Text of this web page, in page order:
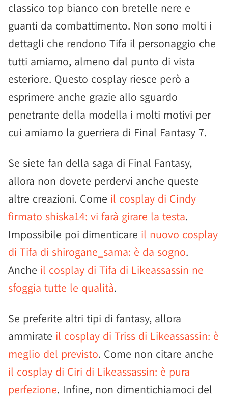
classico top bianco con bretelle nere e
guanti da combattimento. Non sono molti i
dettagli che rendono Tifa il personaggio che
tutti amiamo, almeno dal punto di vista
esteriore. Questo cosplay riesce però a
esprimere anche grazie allo sguardo
penetrante della modella i molti motivi per
cui amiamo la guerriera di Final Fantasy 7.
Se siete fan della saga di Final Fantasy,
allora non dovete perdervi anche queste
altre creazioni. Come il cosplay di Cindy
firmato shiska14: vi farà girare la testa.
Impossibile poi dimenticare il nuovo cosplay
di Tifa di shirogane_sama: è da sogno.
Anche il cosplay di Tifa di Likeassassin ne
sfoggia tutte le qualità.
Se preferite altri tipi di fantasy, allora
ammirate il cosplay di Triss di Likeassassin: è
meglio del previsto. Come non citare anche
il cosplay di Ciri di Likeassassin: è pura
perfezione. Infine, non dimentichiamoci del